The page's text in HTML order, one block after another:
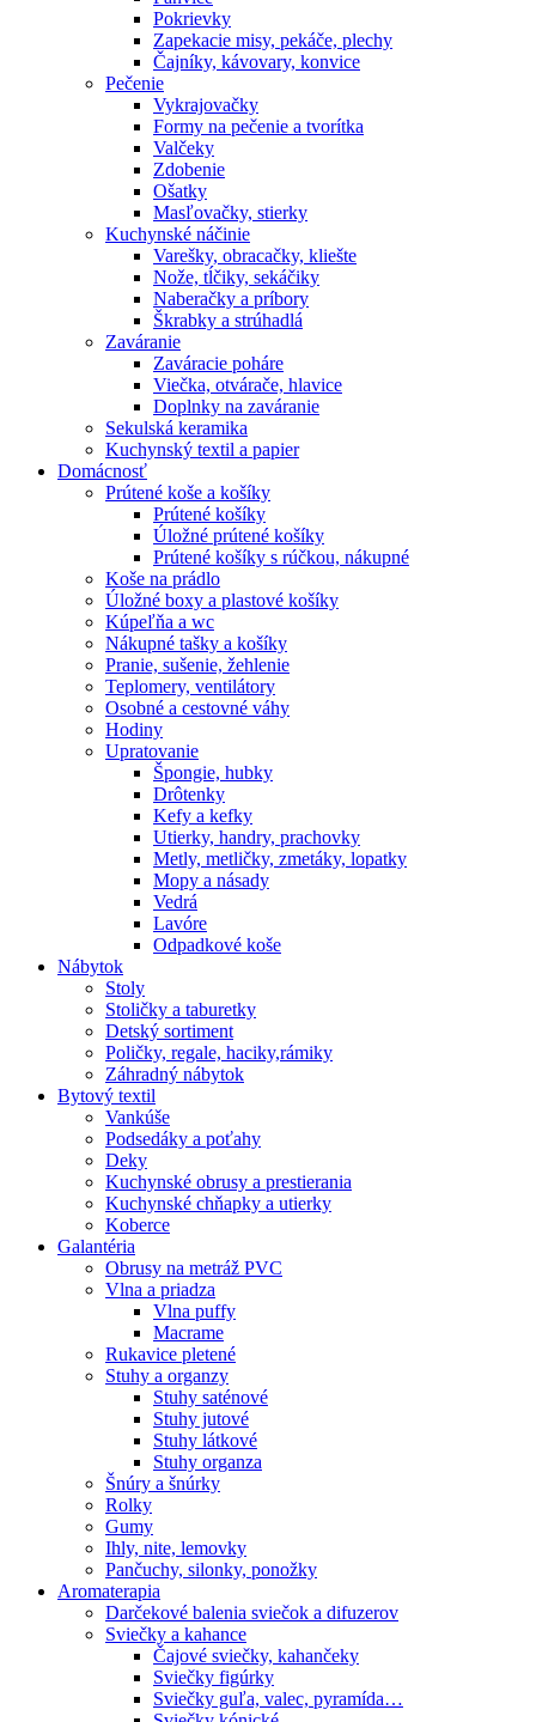
Pokrievky
Zapekacie misy, pekáče, plechy
Čajníky, kávovary, konvice
Pečenie
Vykrajovačky
Formy na pečenie a tvorítka
Valčeky
Zdobenie
Ošatky
Masľovačky, stierky
Kuchynské náčinie
Varešky, obracačky, kliešte
Nože, tĺčiky, sekáčiky
Naberačky a príbory
Škrabky a strúhadlá
Zaváranie
Zaváracie poháre
Viečka, otvárače, hlavice
Doplnky na zaváranie
Sekulská keramika
Kuchynský textil a papier
Domácnosť
Prútené koše a košíky
Prútené košíky
Úložné prútené košíky
Prútené košíky s rúčkou, nákupné
Koše na prádlo
Úložné boxy a plastové košíky
Kúpeľňa a wc
Nákupné tašky a košíky
Pranie, sušenie, žehlenie
Teplomery, ventilátory
Osobné a cestovné váhy
Hodiny
Upratovanie
Špongie, hubky
Drôtenky
Kefy a kefky
Utierky, handry, prachovky
Metly, metličky, zmetáky, lopatky
Mopy a násady
Vedrá
Lavóre
Odpadkové koše
Nábytok
Stoly
Stoličky a taburetky
Detský sortiment
Poličky, regale, haciky,rámiky
Záhradný nábytok
Bytový textil
Vankúše
Podsedáky a poťahy
Deky
Kuchynské obrusy a prestierania
Kuchynské chňapky a utierky
Koberce
Galantéria
Obrusy na metráž PVC
Vlna a priadza
Vlna puffy
Macrame
Rukavice pletené
Stuhy a organzy
Stuhy saténové
Stuhy jutové
Stuhy látkové
Stuhy organza
Šnúry a šnúrky
Rolky
Gumy
Ihly, nite, lemovky
Pančuchy, silonky, ponožky
Aromaterapia
Darčekové balenia sviečok a difuzerov
Sviečky a kahance
Čajové sviečky, kahančeky
Sviečky figúrky
Sviečky guľa, valec, pyramída…